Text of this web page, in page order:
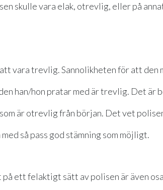
skulle vara elak, otrevlig, eller på
vara trevlig. Sannolikheten för att
han/hon pratar med är trevlig. Det
är otrevlig från början. Det vet
så pass god stämning som möjligt.
ett felaktigt sätt av polisen är även